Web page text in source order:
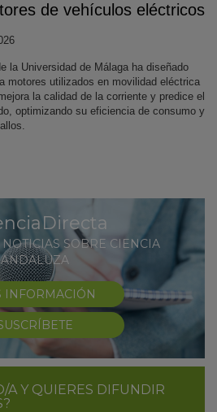
de vehículos eléctricos
la Universidad de Málaga ha diseñado
motores utilizados en movilidad eléctrica
la calidad de la corriente y predice el
optimizando su eficiencia de consumo y
SOBRE CIENCIA
ANDALUZA
INFORMACIÓN
A Y QUIERES DIFUNDIR